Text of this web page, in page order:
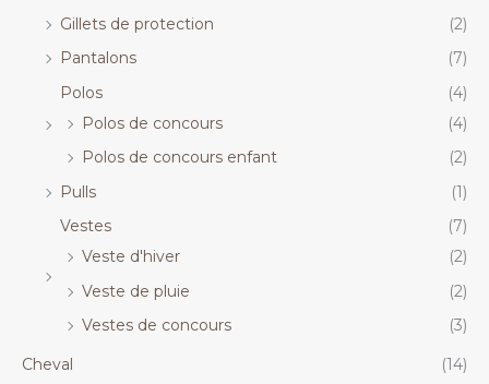
Gillets de protection
(2)
Pantalons
(7)
Polos
(4)
Polos de concours
(4)
Polos de concours enfant
(2)
Pulls
(1)
Vestes
(7)
Veste d'hiver
(2)
Veste de pluie
(2)
Vestes de concours
(3)
Cheval
(14)